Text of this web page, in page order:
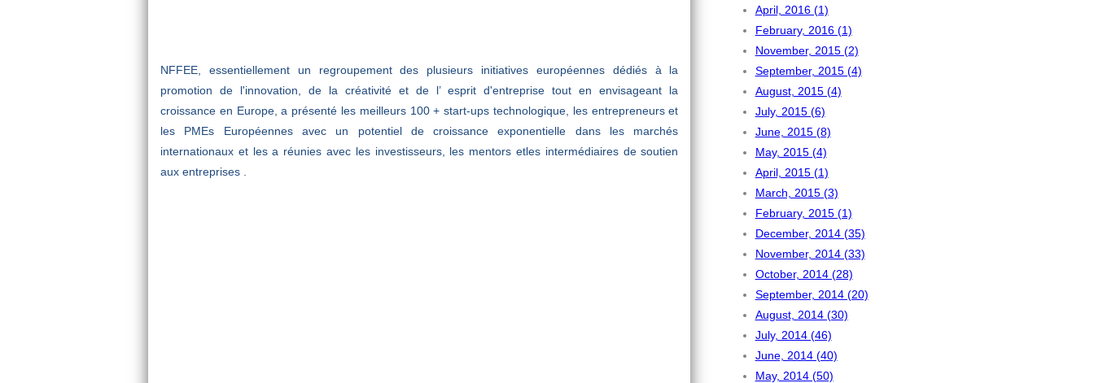
NFFEE, essentiellement un regroupement des plusieurs initiatives européennes dédiés à la
promotion de l'innovation, de la créativité et de l’ esprit d'entreprise tout en envisageant la
croissance en Europe, a présenté les meilleurs 100 + start-ups technologique, les entrepreneurs et
les PMEs Européennes avec un potentiel de croissance exponentielle dans les marchés
internationaux et les a réunies avec les investisseurs, les mentors etles intermédiaires de soutien
aux entreprises .
April, 2016 (1)
February, 2016 (1)
November, 2015 (2)
September, 2015 (4)
August, 2015 (4)
July, 2015 (6)
June, 2015 (8)
May, 2015 (4)
April, 2015 (1)
March, 2015 (3)
February, 2015 (1)
December, 2014 (35)
November, 2014 (33)
October, 2014 (28)
September, 2014 (20)
August, 2014 (30)
July, 2014 (46)
June, 2014 (40)
May, 2014 (50)